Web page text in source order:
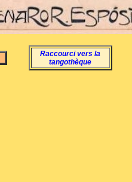
Raccourci vers la
tangothèque